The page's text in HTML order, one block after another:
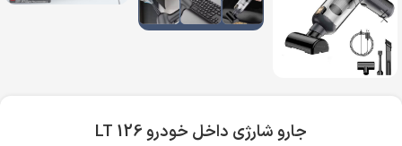
جارو شارژی داخل خودرو LT 126